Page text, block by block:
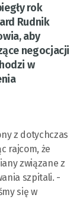
rok
Rudnik
aby
negocjacji
w
z dotychczas
rajcom, że
związane z
szpitali. -
się w